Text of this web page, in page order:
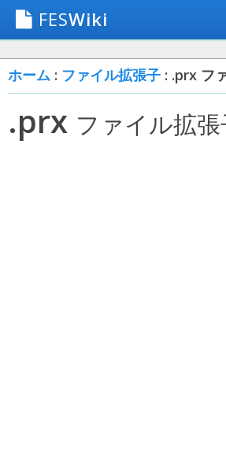
FESWiki
ホーム : ファイル拡張子 : .prx フ
.prx ファイル拡張